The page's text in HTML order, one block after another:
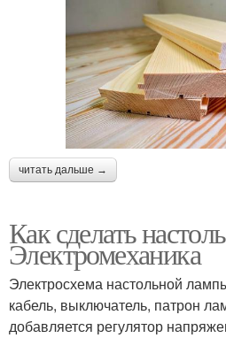
читать дальше →
Как сделать
Электромеханика
Электросхема настольной
кабель, выключатель, патрон
добавляется регулятор